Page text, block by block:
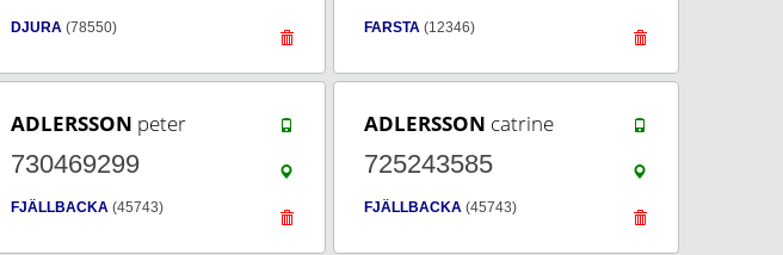
DJURA (78550) FARSTA (12346)
ADLERSSON peter
730469299
FJÄLLBACKA (45743)
ADLERSSON catrine
725243585
FJÄLLBACKA (45743)